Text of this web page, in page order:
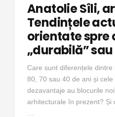
Anatolie Sîli,
Tendințele
orientate spre
„durabilă” sau
Care sunt diferențele
80, 70 sau 40 de ani și
dezavantaje au blocurile
arhitecturale în prezent? Și